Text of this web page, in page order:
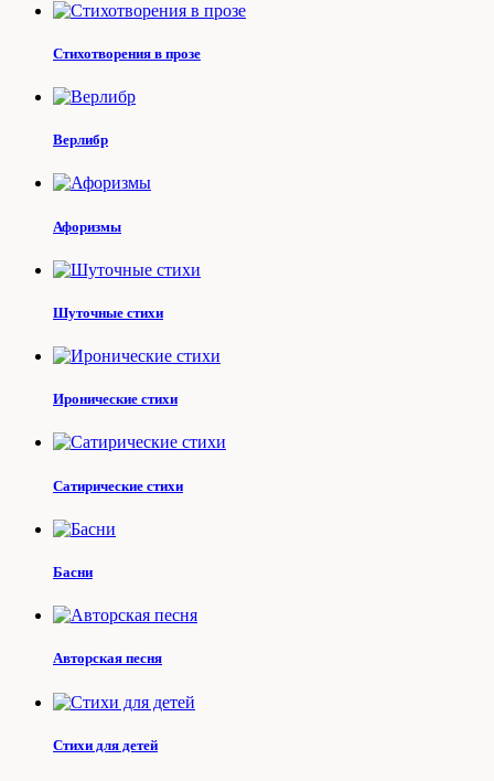
Стихотворения в прозе
Верлибр
Афоризмы
Шуточные стихи
Иронические стихи
Сатирические стихи
Басни
Авторская песня
Стихи для детей